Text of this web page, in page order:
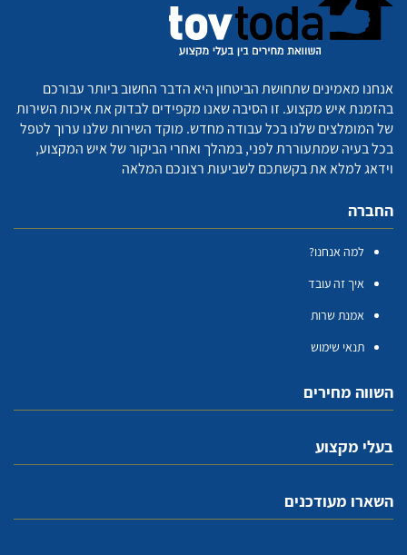
אנחנו מאמינים שתחושת הביטחון היא הדבר החשוב ביותר עבורכם
בהזמנת איש מקצוע. זו הסיבה שאנו מקפידים לבדוק את איכות השירות
של המומלצים שלנו בכל עבודה מחדש. מוקד השירות שלנו ערוך לטפל
בכל בעיה שמתעוררת לפני, במהלך ואחרי הביקור של איש המקצוע,
וידאג למלא את בקשתכם לשביעות רצונכם המלאה
החברה
למה אנחנו?
איך זה עובד
אמנת שרות
תנאי שימוש
השווה מחירים
בעלי מקצוע
השארו מעודכנים